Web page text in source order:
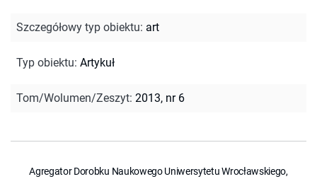
Szczegółowy typ obiektu: art
Typ obiektu: Artykuł
Tom/Wolumen/Zeszyt: 2013, nr 6
Agregator Dorobku Naukowego Uniwersytetu Wrocławskiego,